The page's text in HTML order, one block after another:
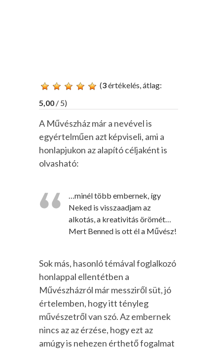
(3értékelés, átlag:
5,00 / 5)
A Művészház már a nevével is
egyértelműen azt képviseli, ami a
honlapjukon az alapító céljaként is
olvasható:
…minél több embernek, így
Neked is visszaadjam az
alkotás, a kreativitás örömét…
Mert Benned is ott él a Művész!
Sok más, hasonló témával foglalkozó
honlappal ellentétben a
Művészházról már messziről süt, jó
értelemben, hogy itt tényleg
művészetről van szó. Az embernek
nincs az az érzése, hogy ezt az
amúgy is nehezen érthető fogalmat